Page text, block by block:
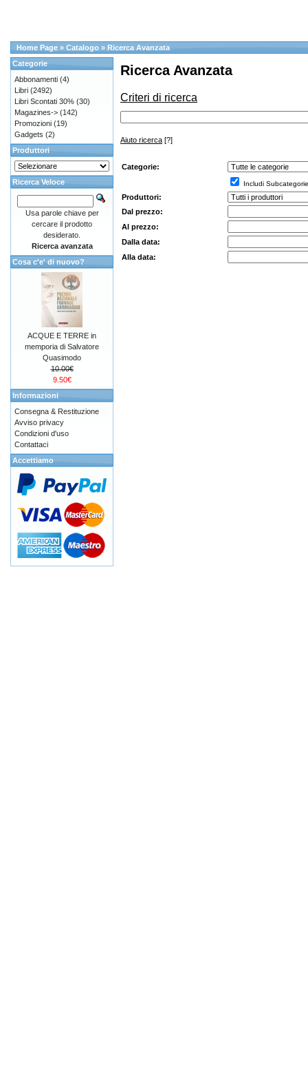
Home Page » Catalogo » Ricerca Avanzata
Ricerca Avanzata
Criteri di ricerca
Aiuto ricerca [?]
Categorie:
Includi Subcategorie
Produttori:
Dal prezzo:
Al prezzo:
Dalla data:
Alla data:
Categorie
Abbonamenti (4)
Libri (2492)
Libri Scontati 30% (30)
Magazines-> (142)
Promozioni (19)
Gadgets (2)
Produttori
Ricerca Veloce
Usa parole chiave per
cercare il prodotto
desiderato.
Ricerca avanzata
Cosa c'e' di nuovo?
ACQUE E TERRE in
memporia di Salvatore
Quasimodo
10.00€
9.50€
Informazioni
Consegna & Restituzione
Avviso privacy
Condizioni d'uso
Contattaci
Accettiamo